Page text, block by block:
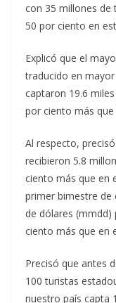
con 35 millones de
50 por ciento en
Explicó que el
traducido en
captaron 19.6
por ciento más que
Al respecto,
recibieron 5.8
ciento más que en
primer bimestre de
de dólares (mmdd)
ciento más que en
Precisó que antes
100 turistas
nuestro país capta